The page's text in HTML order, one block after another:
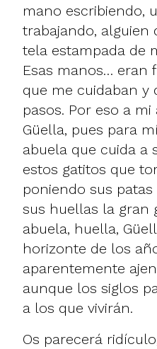
mano escribiendo,
trabajando, alguien
tela estampada de
Esas manos… eran
que me cuidaban y
pasos. Por eso a
Güella, pues para
abuela que cuida a
estos gatitos que
poniendo sus
sus huellas la gran
abuela, huella,
horizonte de los
aparentemente
aunque los siglos
a los que vivirán.
Os parecerá